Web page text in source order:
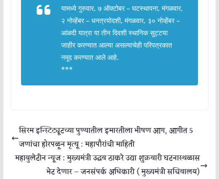
यामध्ये गुरुवार, ७ ऑक्टोबर – घटस्थापना, मंगळवार,
२ नोव्हेंबर – धनत्रयोदशी, मंगळवार, ३० नोव्हेंबर –
आंळदी यात्रा या तीन दिवशी स्थानिक सुट्टया
जाहीर करण्यात आल्या असल्याचेही परिपत्रकात
नमूद करण्यात आले आहे.
***
सिरम इन्स्टिट्यूटच्या पुण्यातील इमारतीला भीषण आग, आगीत 5
जणांचा होरपळून मृत्यू : महापौरांची माहिती
महाबुलेटीन न्यूज : मुख्यमंत्री उद्धव ठाकरे उद्या शुक्रवारी घटनास्थळास
भेट देणार – जनसंपर्क अधिकारी ( मुख्यमंत्री सचिवालय)